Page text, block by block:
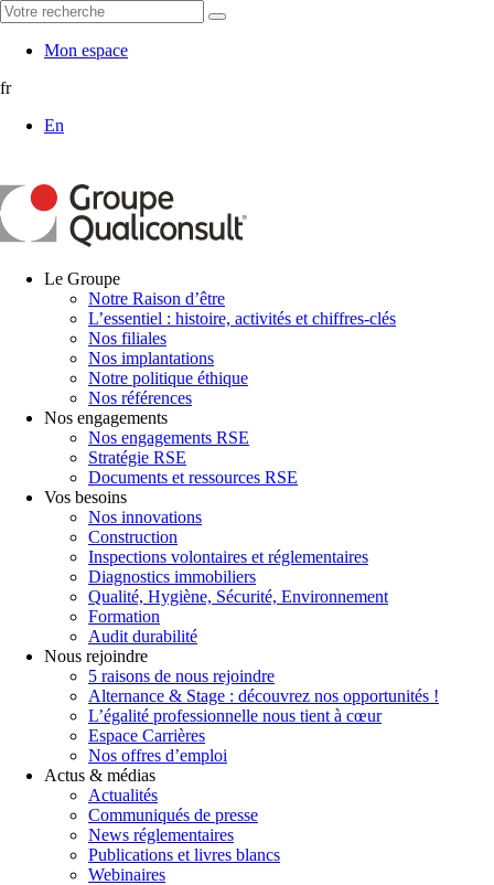
Mon espace
fr
En
Le Groupe
Notre Raison d’être
L’essentiel : histoire, activités et chiffres-clés
Nos filiales
Nos implantations
Notre politique éthique
Nos références
Nos engagements
Nos engagements RSE
Stratégie RSE
Documents et ressources RSE
Vos besoins
Nos innovations
Construction
Inspections volontaires et réglementaires
Diagnostics immobiliers
Qualité, Hygiène, Sécurité, Environnement
Formation
Audit durabilité
Nous rejoindre
5 raisons de nous rejoindre
Alternance & Stage : découvrez nos opportunités !
L’égalité professionnelle nous tient à cœur
Espace Carrières
Nos offres d’emploi
Actus & médias
Actualités
Communiqués de presse
News réglementaires
Publications et livres blancs
Webinaires